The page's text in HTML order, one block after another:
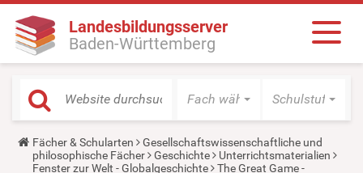
Landesbildungsserver
Baden-Württemberg
Fach wählen Schulstufe
Y
o
u
Fächer & Schularten
Gesellschaftswissenschaftliche und
philosophische Fächer
Geschichte
Unterrichtsmaterialien
Fenster zur Welt - Globalgeschichte
The Great Game -